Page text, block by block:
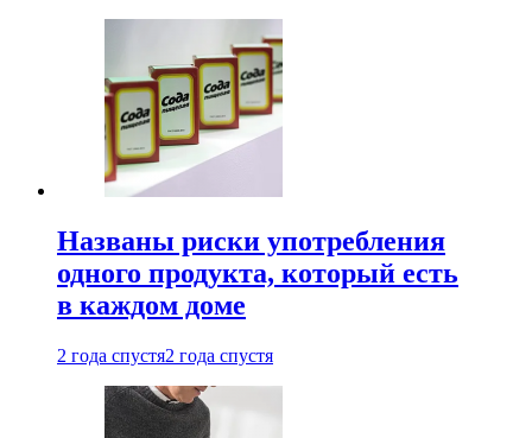
Названы риски употребления
одного продукта, который есть
в каждом доме
2 года спустя2 года спустя